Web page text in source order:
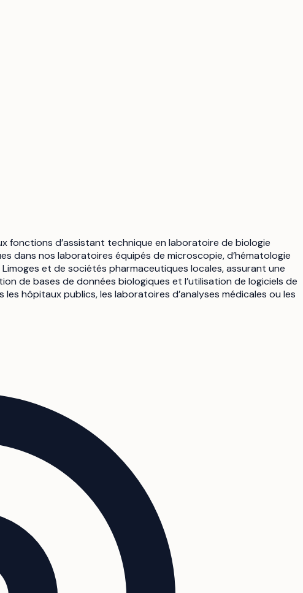
fonctions d’assistant technique en laboratoire de biologie
dans nos laboratoires équipés de microscopie, d’hématologie
et de sociétés pharmaceutiques locales, assurant une
de bases de données biologiques et l’utilisation de logiciels de
hôpitaux publics, les laboratoires d’analyses médicales ou les